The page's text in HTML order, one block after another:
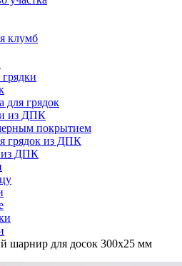
клумб
для грядок
из ДПК
покрытием
грядок из ДПК
из ДПК
шарнир для досок 300х25 мм